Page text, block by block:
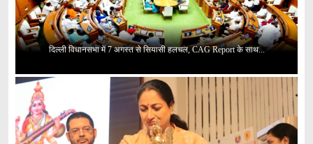
दिल्ली विधानसभा में 7 अगस्त से सियासी हलचल, CAG Report के साथ...